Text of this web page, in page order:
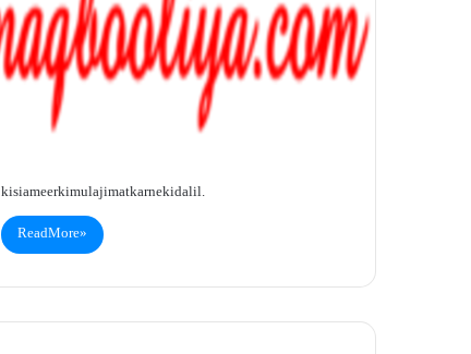
kisi ameer ki mulajimat karne ki dalil.
Read More »